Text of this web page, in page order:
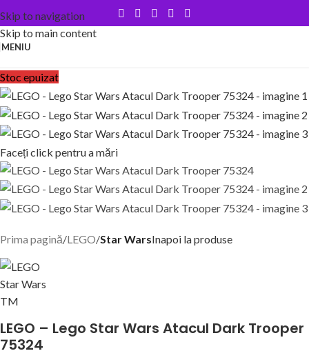
Skip to navigation
Skip to main content
MENIU
Stoc epuizat
Faceți click pentru a mări
Prima pagină LEGO Star WarsInapoi la produse
LEGO – Lego Star Wars Atacul Dark Trooper
75324